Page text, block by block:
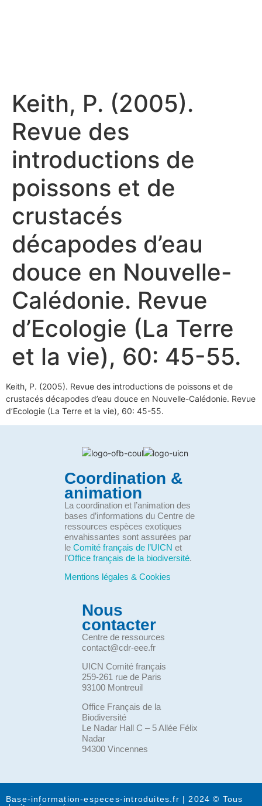
Keith, P. (2005).
Revue des
introductions de
poissons et de
crustacés
décapodes d’eau
douce en Nouvelle-
Calédonie. Revue
d’Ecologie (La Terre
et la vie), 60: 45-55.
Keith, P. (2005). Revue des introductions de poissons et de
crustacés décapodes d’eau douce en Nouvelle-Calédonie. Revue
d’Ecologie (La Terre et la vie), 60: 45-55.
Coordination &
animation
La coordination et l’animation des
bases d’informations du Centre de
ressources espèces exotiques
envahissantes sont assurées par
le Comité français de l’UICN et
l’Office français de la biodiversité.
Mentions légales & Cookies
Nous
contacter
Centre de ressources
contact@cdr-eee.fr
UICN Comité français
259-261 rue de Paris
93100 Montreuil
Office Français de la
Biodiversité
Le Nadar Hall C – 5 Allée Félix
Nadar
94300 Vincennes
Base-information-especes-introduites.fr | 2024 © Tous